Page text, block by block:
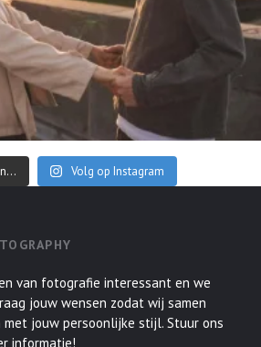
Volg op Instagram
van fotografie interessant en we
jouw wensen zodat wij samen
met jouw persoonlijke stijl. Stuur ons
informatie!